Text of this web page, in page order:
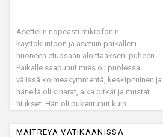
Asettelin nopeasti mikrofonin
käyttökuntoon ja asetuin paikalleni
huoneen etuosaan aloittaakseni puheen.
Paikalle saapunut mies oli puolessa
välissä kolmeakymmentä, keskipituinen ja
hänellä oli kiharat, aika pitkät ja mustat
hiukset. Hän oli pukeutunut kuin
MAITREYA VATIKAANISSA